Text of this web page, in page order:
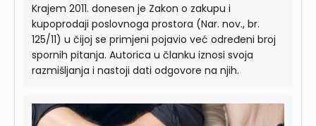
Krajem 2011. donesen je Zakon o zakupu i
kupoprodaji poslovnoga prostora (Nar. nov., br.
125/11) u čijoj se primjeni pojavio već određeni broj
spornih pitanja. Autorica u članku iznosi svoja
razmišljanja i nastoji dati odgovore na njih.